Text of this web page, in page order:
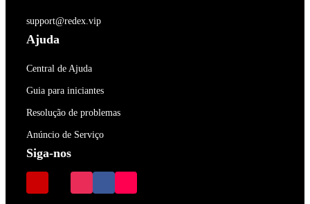
support@redex.vip
Ajuda
Central de Ajuda
Guia para iniciantes
Resolução de problemas
Anúncio de Serviço
Siga-nos